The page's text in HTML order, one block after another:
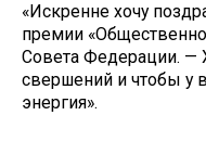
«Искренне хочу
премии
Совета Федерации. —
свершений и чтобы у
энергия».